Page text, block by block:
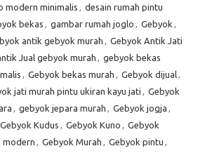
modern minimalis , desain rumah pintu
bekas , gambar rumah joglo , Gebyok ,
antik gebyok murah , Gebyok Antik Jati
Jual gebyok murah , gebyok bekas
, Gebyok bekas murah , Gebyok dijual,
jati murah pintu ukiran kayu jati , Gebyok
, gebyok jepara murah , Gebyok jogja ,
Gebyok Kudus , Gebyok Kuno , Gebyok
modern , Gebyok Murah , Gebyok pintu ,